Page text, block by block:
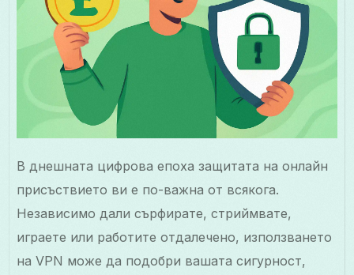
В днешната цифрова епоха защитата на онлайн
присъствието ви е по-важна от всякога.
Независимо дали сърфирате, стриймвате,
играете или работите отдалечено, използването
на VPN може да подобри вашата сигурност,